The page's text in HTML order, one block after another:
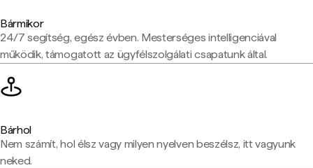
Bármikor
24/7 segítség, egész évben. Mesterséges intelligenciával
működik, támogatott az ügyfélszolgálati csapatunk által.
Bárhol
Nem számít, hol élsz vagy milyen nyelven beszélsz, itt vagyunk
neked.